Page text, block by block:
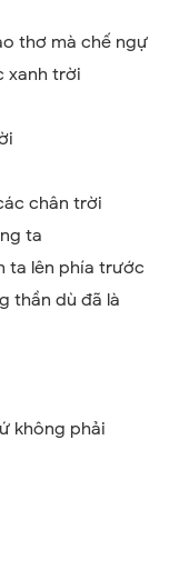
thơ mà chế ngự
xanh trời
chân trời
ta
ta lên phía trước
thần dù đã là
không phải